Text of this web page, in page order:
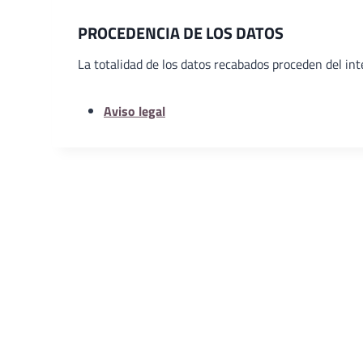
PROCEDENCIA DE LOS DATOS
La totalidad de los datos recabados proceden del
Aviso legal